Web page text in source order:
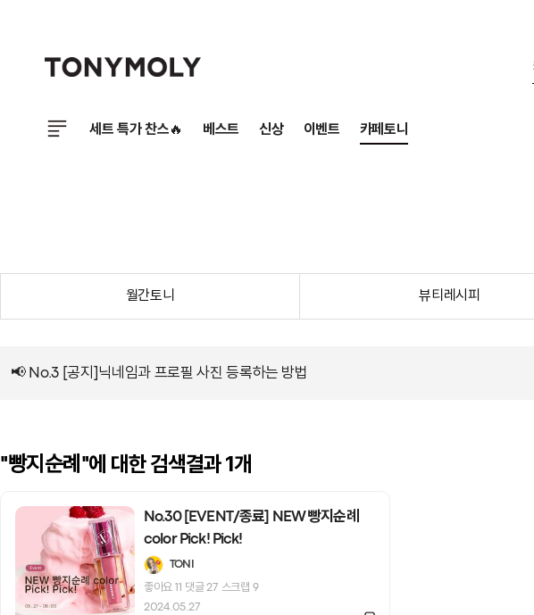
세트 특가 찬스🔥 베스트 신상 이벤트 카페토니
월간토니 뷰티레시피
📢 No.3 [공지]닉네임과 프로필 사진 등록하는 방법
"빵지순례"에 대한 검색결과 1개
No.30 [EVENT/종료] NEW 빵지순례
color Pick! Pick!
TONI
좋아요 11 댓글27 스크랩 9
2024.05.27